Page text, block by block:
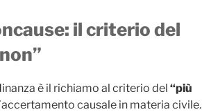
il criterio del
è il richiamo al criterio del “più
causale in materia civile.